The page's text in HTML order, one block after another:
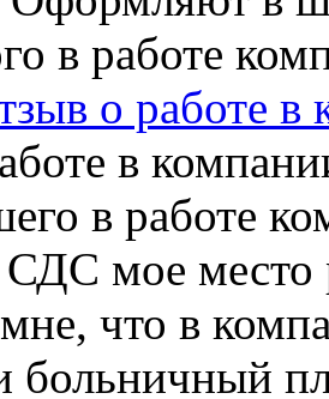
в работе
о работе в
в
в работе
мое место
что в
больничный